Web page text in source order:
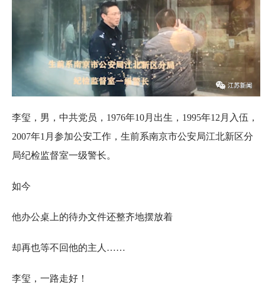
李玺，男，中共党员，1976年10月出生，1995年12月入伍，
2007年1月参加公安工作，生前系南京市公安局江北新区分
局纪检监督室一级警长。
如今
他办公桌上的待办文件还整齐地摆放着
却再也等不回他的主人……
李玺，一路走好！